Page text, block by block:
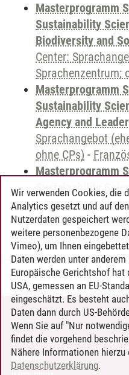
Masterprogramm
Sustainability
Biodiversity and
Center:
Sprachenzentrum;
Masterprogramm
Sustainability
Agency and
Sprachangebot
ohne CPs) -
Masterprogramm
Sustainability
International
Sprachenzentrum;
Timo Leder/30.06.2024
KONTAKT
LEUPHANA ALS ARBEITGEBER
INTRANET
Wir verwenden Cookies, die
Analytics gesetzt und auf
Nutzerdaten gespeichert
weitere personenbezogene
Vimeo), um Ihnen
Daten werden unter
Europäische Gerichtshof hat
USA, gemessen an EU-
eingeschätzt. Es besteht
Daten dann durch US-
Wenn Sie auf "Nur
findet die vorgehend
Nähere Informationen
Datenschutzerklärung.